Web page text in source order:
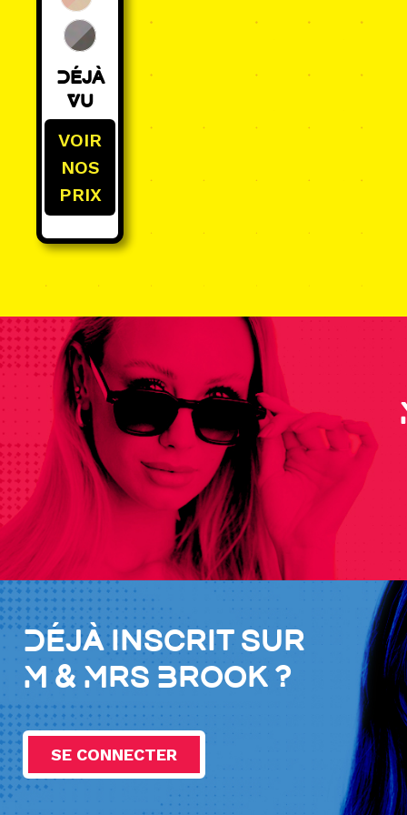
Déjà
Vu
VOIR
NOS
PRIX
Déjà inscrit sur
M & Mrs Brook ?
SE CONNECTER